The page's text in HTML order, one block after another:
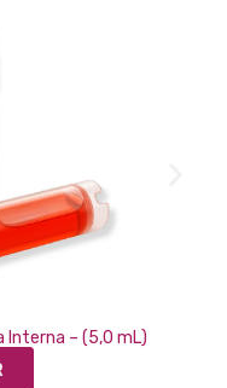
Interna – (5,0 mL)